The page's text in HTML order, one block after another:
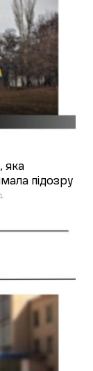
яка
підозру